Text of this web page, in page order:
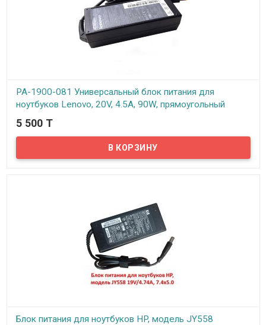
PA-1900-081 Универсальный блок питания для
ноутбуков Lenovo, 20V, 4.5A, 90W, прямоугольный
разъем
Представляем PA-1900-081 универсальный блок питания для
5 500 T
Блок питания для ноутбуков HP, модель JY558